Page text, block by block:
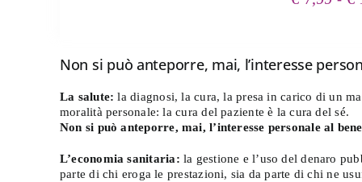
Non si può anteporre, mai, l’interesse
La salute: la diagnosi, la cura, la presa in carico di un
moralità personale: la cura del paziente è la cura del sé.
Non si può anteporre, mai, l’interesse personale al
L’economia sanitaria: la gestione e l’uso del denaro
parte di chi eroga le prestazioni, sia da parte di chi ne